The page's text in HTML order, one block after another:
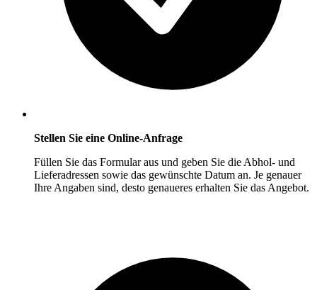
Stellen Sie eine Online-Anfrage
Füllen Sie das Formular aus und geben Sie die Abhol- und
Lieferadressen sowie das gewünschte Datum an. Je genauer
Ihre Angaben sind, desto genaueres erhalten Sie das Angebot.